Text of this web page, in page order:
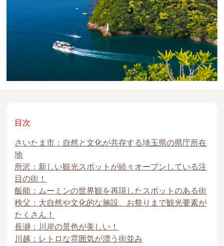
目次
さいたま市：自然と文化が共存する埼玉県の県庁所在
地
所沢：新しい観光スポットが続々オープンしている注
目の街！
飯能：ムーミンの世界観を再現したスポットのある街
秩父：大自然や文化的な施設、お祭りまで観光要素が
たくさん！
長瀞：川岸の景色が美しい！
川越：レトロな雰囲気が漂う街並み